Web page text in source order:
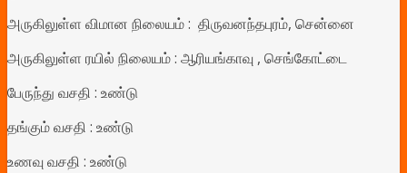
அருகிலுள்ள விமான நிலையம் : திருவனந்தபுரம், சென்னை
அருகிலுள்ள ரயில் நிலையம் : ஆரியங்காவு , செங்கோட்டை
பேருந்து வசதி : உண்டு
தங்கும் வசதி : உண்டு
உணவு வசதி : உண்டு